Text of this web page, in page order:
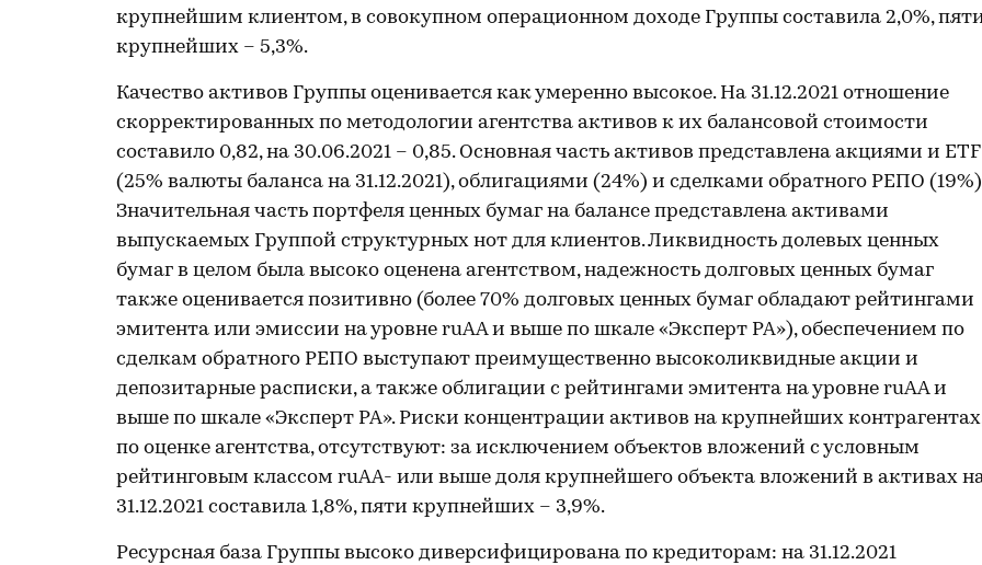
крупнейшим клиентом, в совокупном операционном доходе Группы составила 2,0%,
крупнейших – 5,3%.
Качество активов Группы оценивается как умеренно высокое. На 31.12.2021 отношение
скорректированных по методологии агентства активов к их балансовой стоимости
составило 0,82, на 30.06.2021 – 0,85. Основная часть активов представлена акциями и ETF
(25% валюты баланса на 31.12.2021), облигациями (24%) и сделками обратного РЕПО
Значительная часть портфеля ценных бумаг на балансе представлена активами
выпускаемых Группой структурных нот для клиентов. Ликвидность долевых ценных
бумаг в целом была высоко оценена агентством, надежность долговых ценных бумаг
также оценивается позитивно (более 70% долговых ценных бумаг обладают рейтингами
эмитента или эмиссии на уровне ruAA и выше по шкале «Эксперт РА»), обеспечением по
сделкам обратного РЕПО выступают преимущественно высоколиквидные акции и
депозитарные расписки, а также облигации с рейтингами эмитента на уровне ruAA и
выше по шкале «Эксперт РА». Риски концентрации активов на крупнейших
по оценке агентства, отсутствуют: за исключением объектов вложений с условным
рейтинговым классом ruAA- или выше доля крупнейшего объекта вложений в активах
31.12.2021 составила 1,8%, пяти крупнейших – 3,9%.
Ресурсная база Группы высоко диверсифицирована по кредиторам: на 31.12.2021